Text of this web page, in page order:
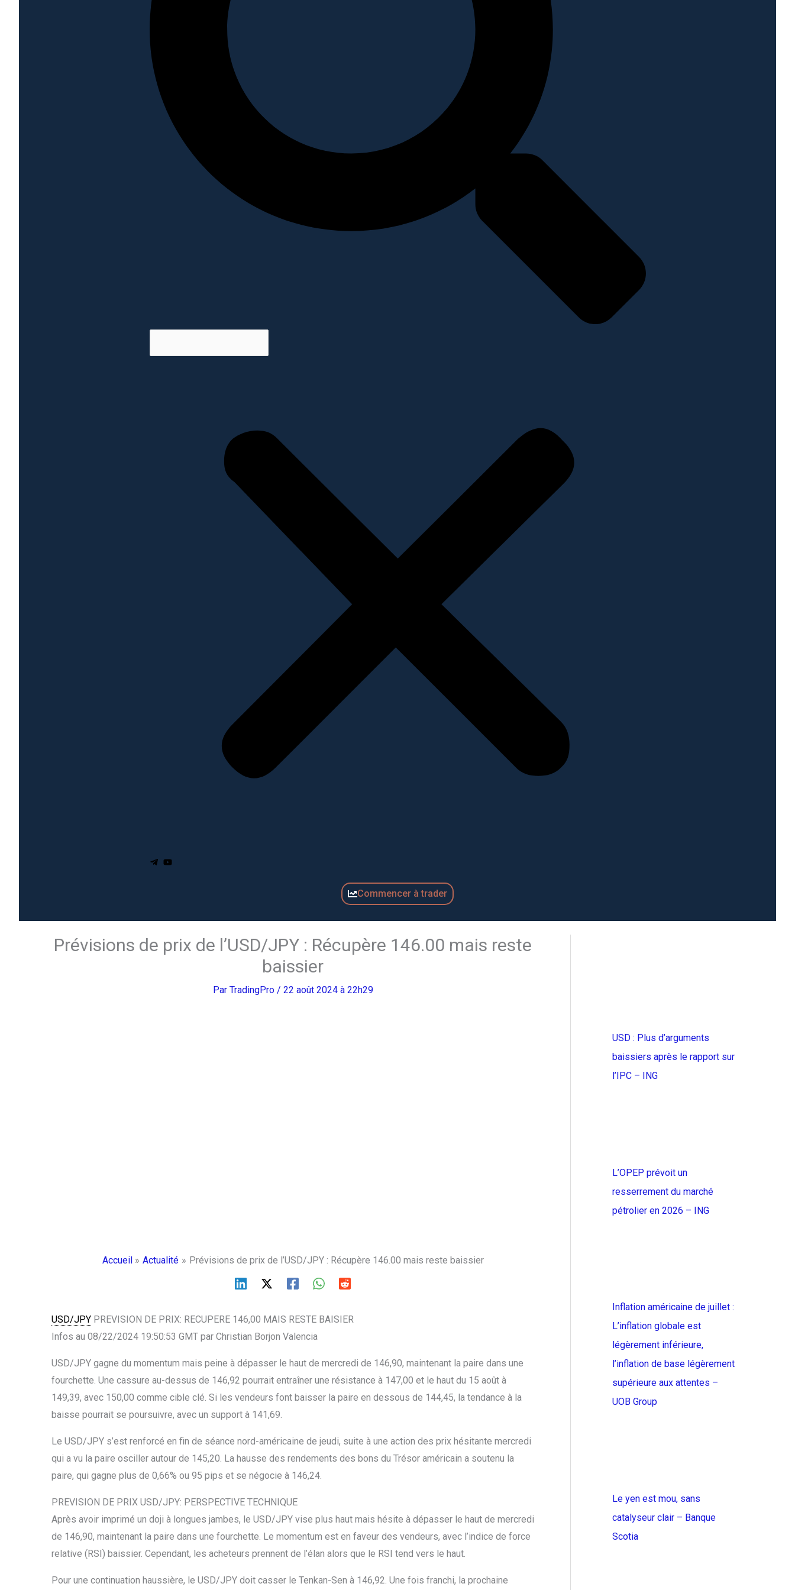
Commencer à trader
Prévisions de prix de l’USD/JPY : Récupère 146.00 mais reste
baissier
Par TradingPro / 22 août 2024 à 22h29
Accueil Actualité Prévisions de prix de l’USD/JPY : Récupère 146.00 mais reste baissier
USD/JPY PREVISION DE PRIX: RECUPERE 146,00 MAIS RESTE BAISIER
Infos au 08/22/2024 19:50:53 GMT par Christian Borjon Valencia
USD/JPY gagne du momentum mais peine à dépasser le haut de mercredi de 146,90, maintenant la paire dans une
fourchette. Une cassure au-dessus de 146,92 pourrait entraîner une résistance à 147,00 et le haut du 15 août à
149,39, avec 150,00 comme cible clé. Si les vendeurs font baisser la paire en dessous de 144,45, la tendance à la
baisse pourrait se poursuivre, avec un support à 141,69.
Le USD/JPY s’est renforcé en fin de séance nord-américaine de jeudi, suite à une action des prix hésitante mercredi
qui a vu la paire osciller autour de 145,20. La hausse des rendements des bons du Trésor américain a soutenu la
paire, qui gagne plus de 0,66% ou 95 pips et se négocie à 146,24.
PREVISION DE PRIX USD/JPY: PERSPECTIVE TECHNIQUE
Après avoir imprimé un doji à longues jambes, le USD/JPY vise plus haut mais hésite à dépasser le haut de mercredi
de 146,90, maintenant la paire dans une fourchette. Le momentum est en faveur des vendeurs, avec l’indice de force
relative (RSI) baissier. Cependant, les acheteurs prennent de l’élan alors que le RSI tend vers le haut.
Pour une continuation haussière, le USD/JPY doit casser le Tenkan-Sen à 146,92. Une fois franchi, la prochaine
USD : Plus d’arguments
baissiers après le rapport sur
l’IPC – ING
L’OPEP prévoit un
resserrement du marché
pétrolier en 2026 – ING
Inflation américaine de juillet :
L’inflation globale est
légèrement inférieure,
l’inflation de base légèrement
supérieure aux attentes –
UOB Group
Le yen est mou, sans
catalyseur clair – Banque
Scotia